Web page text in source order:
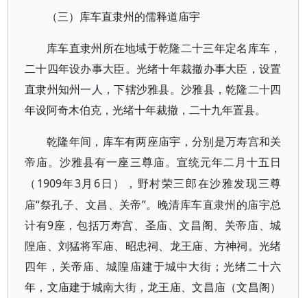
（三）库车直隶州的儒释道庙宇
库车直隶州所在地域于乾隆二十三年定名库车，
二十四年设办事大臣。光绪十年裁撤办事大臣，设置
直隶州知州一人，下辖沙雅县。沙雅县，乾隆二十四
年设阿奇木伯克，光绪十年裁撤，二十九年置县。
乾隆年间，库车有两座庙宇，分别是万寿宫和关
帝庙。沙雅县有一座三尊庙。宣统元年二月十五日
（ 1909年3月6日），野村荣三郎在沙雅发现三尊
庙“祭孔子、文昌、关帝”。晚清库车直隶州的庙宇总
计有9座，包括万寿宫、圣庙、文昌阁、关帝庙、城
隍庙、刘猛将军庙、昭忠祠、龙王庙、方神祠。光绪
四年，关帝庙、城隍庙建于城中大街；光绪二十六
年，文庙建于城南大街，龙王庙、文昌庙（文昌阁）